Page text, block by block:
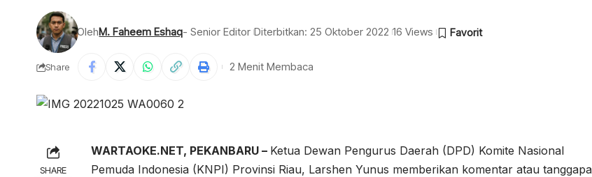
OlehM. Faheem Eshaq- Senior Editor Diterbitkan: 25 Oktober 2022 16 Views
Share 2 Menit Membaca
SHARE
WARTAOKE.NET, PEKANBARU – Ketua Dewan Pengurus Daerah (DPD) Komite Nasional
Pemuda Indonesia (KNPI) Provinsi Riau, Larshen Yunus memberikan komentar atau